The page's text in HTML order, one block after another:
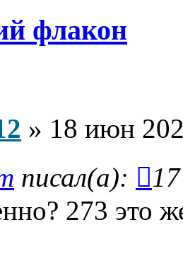
флакон
» 18 июн
писал(а):
273 это